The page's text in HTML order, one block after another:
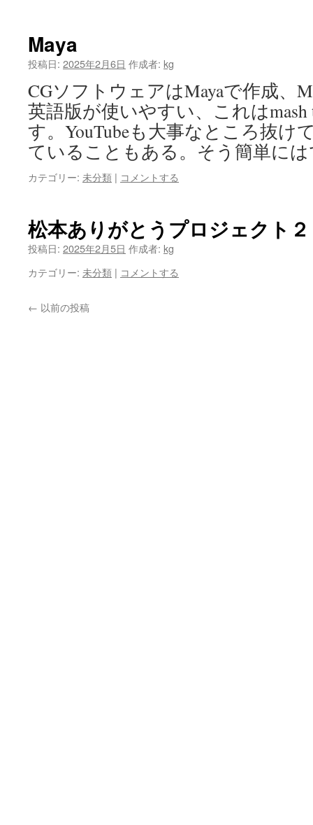
Maya
投稿日: 2025年2月6日 作成者: kg
CGソフトウェアはMayaで作成、
英語版が使いやすい、これは
す。YouTubeも大事なところ抜け
ていることもある。そう簡単に
カテゴリー: 未分類 | コメントする
松本ありがとうプロジェクト２
投稿日: 2025年2月5日 作成者: kg
カテゴリー: 未分類 | コメントする
← 以前の投稿